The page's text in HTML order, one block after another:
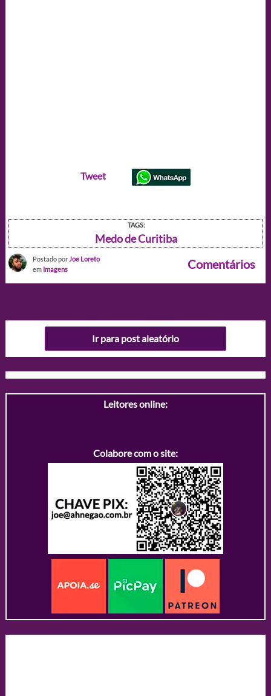
Tweet
TAGS:
Medo de Curitiba
Postado por Joe Loreto
em Imagens Comentários
Ir para post aleatório
Leitores online:
Colabore com o site: